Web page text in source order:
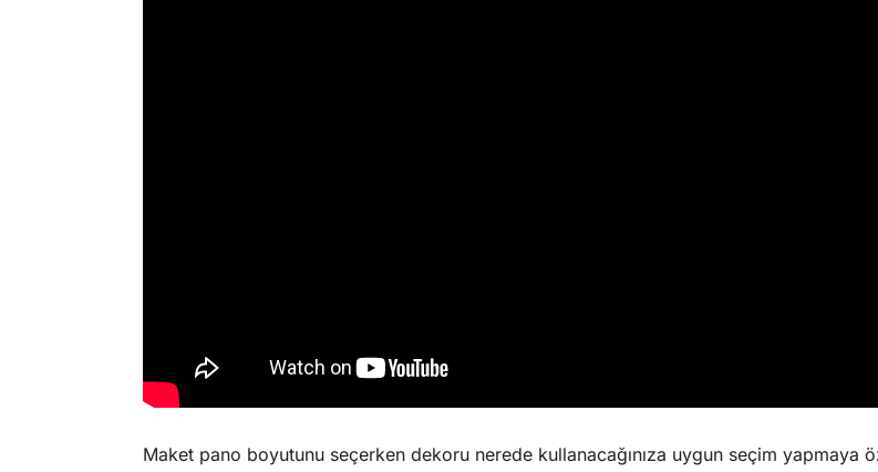
Maket pano boyutunu seçerken dekoru nerede kullanacağınıza uygun seçim